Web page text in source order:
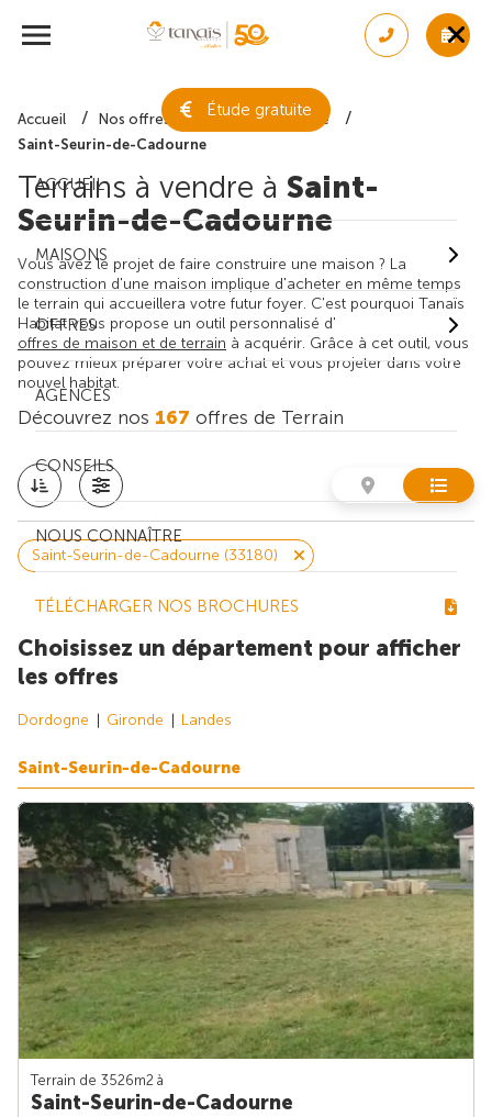
Étude gratuite
ACCUEIL
MAISONS
OFFRES
AGENCES
CONSEILS
NOUS CONNAÎTRE
TÉLÉCHARGER NOS BROCHURES
Accueil Nos offres de terrain
Gironde
Saint-Seurin-de-Cadourne
Terrains à vendre à Saint-
Seurin-de-Cadourne
Vous avez le projet de faire construire une maison ? La
construction d'une maison implique d'acheter en même temps
le terrain qui accueillera votre futur foyer. C'est pourquoi Tanaïs
Habitat vous propose un outil personnalisé d'
offres de maison et de terrain à acquérir. Grâce à cet outil, vous
pouvez mieux préparer votre achat et vous projeter dans votre
nouvel habitat.
Découvrez nos 167 offres de Terrain
Saint-Seurin-de-Cadourne (33180)
Choisissez un département pour afficher
les offres
Dordogne Gironde Landes
Saint-Seurin-de-Cadourne
Terrain de 3526m2 à
Saint-Seurin-de-Cadourne